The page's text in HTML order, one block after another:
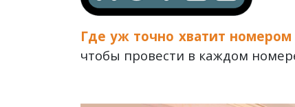
Где уж точно хватит номером
чтобы провести в каждом